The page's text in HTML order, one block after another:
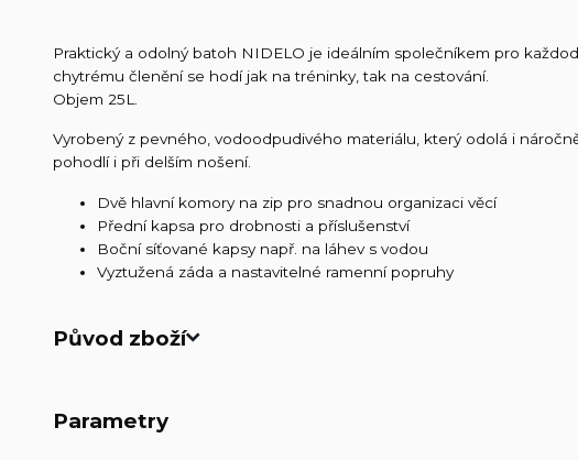
Praktický a odolný batoh NIDELO je ideálním společníkem pro
chytrému členění se hodí jak na tréninky, tak na cestování.
Objem 25L.
Vyrobený z pevného, vodoodpudivého materiálu, který odolá i
pohodlí i při delším nošení.
Dvě hlavní komory na zip pro snadnou organizaci věcí
Přední kapsa pro drobnosti a příslušenství
Boční síťované kapsy např. na láhev s vodou
Vyztužená záda a nastavitelné ramenní popruhy
Původ zboží
Parametry